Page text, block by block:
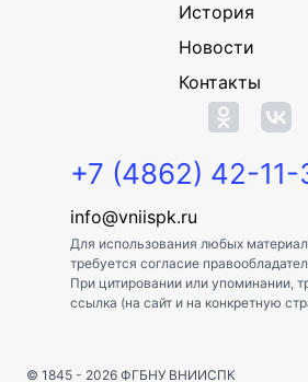
История
Новости
Контакты
+7 (4862) 42-11-
info@vniispk.ru
Для использования любых
требуется согласие
При цитировании или упоминании,
ссылка (на сайт и на конкретную
© 1845 - 2026 ФГБНУ ВНИИСПК